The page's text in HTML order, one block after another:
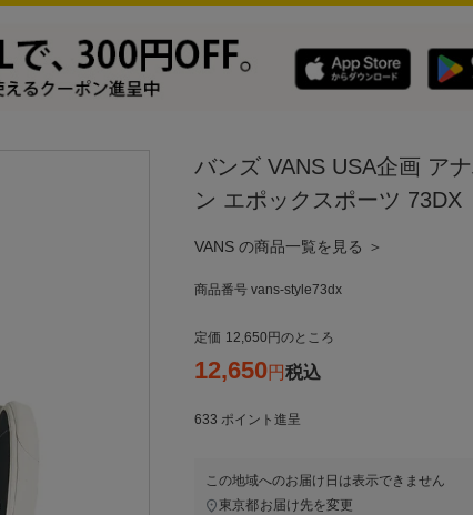
バンズ VANS USA企画 ア
ン エポックスポーツ 73DX
VANS の商品一覧を見る ＞
商品番号 vans-style73dx
定価 12,650 のところ
12,650 税込
633 ポイント進呈
この地域へのお届け日は表示できません
東京都お届け先を変更